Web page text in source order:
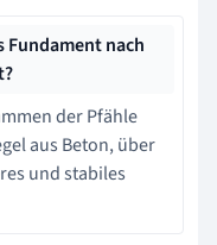
Fundament nach
der Pfähle
aus Beton, über
und stabiles